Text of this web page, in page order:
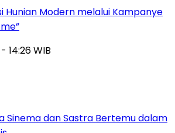
Hunian Modern melalui Kampanye
14:26 WIB
Sinema dan Sastra Bertemu dalam